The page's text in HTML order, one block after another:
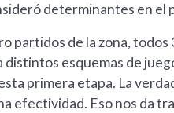
determinantes en el
partidos de la zona, todos
distintos esquemas de
primera etapa. La
efectividad. Eso nos da